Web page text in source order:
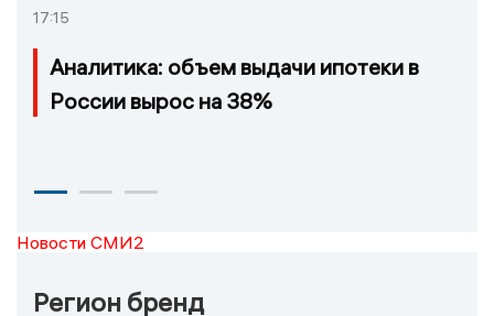
17:15
Аналитика: объем выдачи ипотеки в
России вырос на 38%
Новости СМИ2
Регион бренд